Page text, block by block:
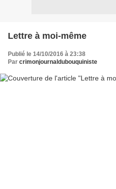
Lettre à moi-même
Publié le 14/10/2016 à 23:38
Par crimonjournaldubouquiniste